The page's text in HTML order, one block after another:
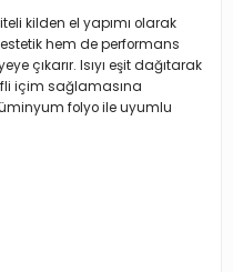
kilden el yapımı olarak
estetik hem de performans
çıkarır. Isıyı eşit dağıtarak
içim sağlamasına
folyo ile uyumlu